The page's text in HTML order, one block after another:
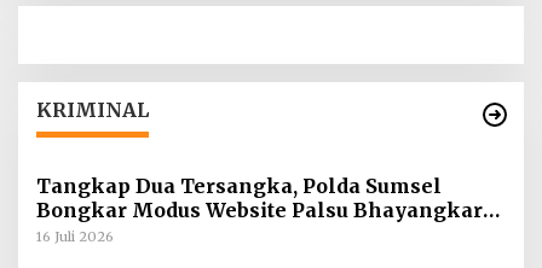
KRIMINAL
Tangkap Dua Tersangka, Polda Sumsel
Bongkar Modus Website Palsu Bhayangkara
Run
16 Juli 2026